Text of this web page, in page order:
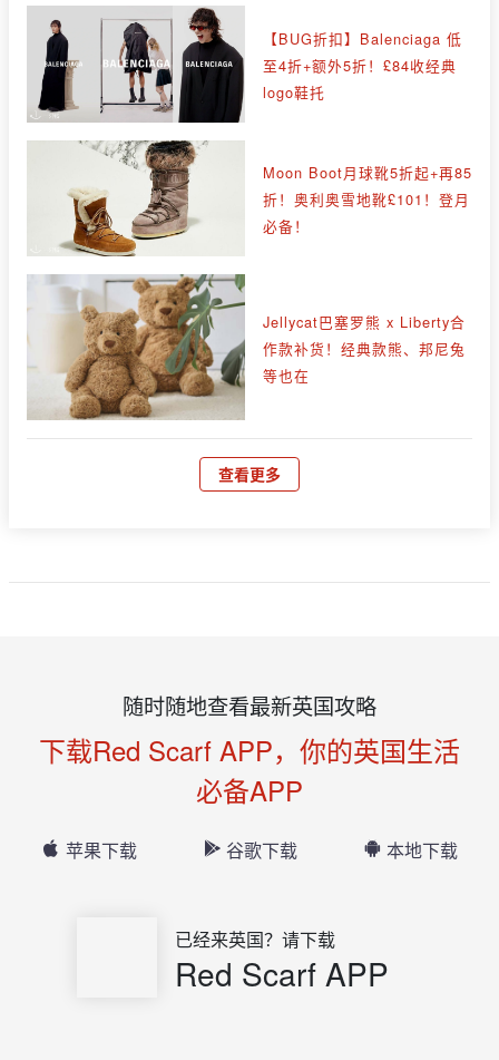
【BUG折扣】Balenciaga 低
至4折+额外5折！£84收经典
logo鞋托
Moon Boot月球靴5折起+再85
折！奥利奥雪地靴£101！登月
必备！
Jellycat巴塞罗熊 x Liberty合
作款补货！经典款熊、邦尼兔
等也在
查看更多
随时随地查看最新英国攻略
下载Red Scarf APP，你的英国生活
必备APP
苹果下载 谷歌下载 本地下载
已经来英国？请下载
Red Scarf APP